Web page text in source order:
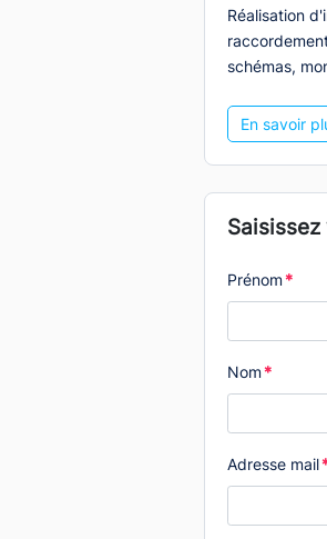
Réalisation
schémas,
En savoir
Prénom*
Nom*
Adresse mail